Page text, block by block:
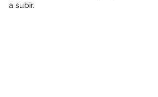
a subir.